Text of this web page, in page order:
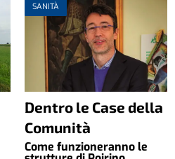
SANITÀ
Dentro le Case della
Comunità
Come funzioneranno le